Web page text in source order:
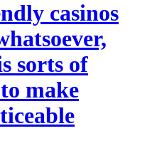
casinos
sorts of
make